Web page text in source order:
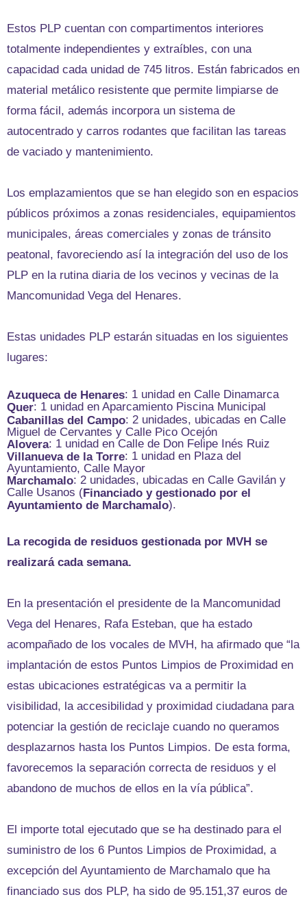
Estos PLP cuentan con compartimentos interiores
totalmente independientes y extraíbles, con una
capacidad cada unidad de 745 litros. Están fabricados en
material metálico resistente que permite limpiarse de
forma fácil, además incorpora un sistema de
autocentrado y carros rodantes que facilitan las tareas
de vaciado y mantenimiento.
Los emplazamientos que se han elegido son en espacios
públicos próximos a zonas residenciales, equipamientos
municipales, áreas comerciales y zonas de tránsito
peatonal, favoreciendo así la integración del uso de los
PLP en la rutina diaria de los vecinos y vecinas de la
Mancomunidad Vega del Henares.
Estas unidades PLP estarán situadas en los siguientes
lugares:
Azuqueca de Henares: 1 unidad en Calle Dinamarca
Quer: 1 unidad en Aparcamiento Piscina Municipal
Cabanillas del Campo: 2 unidades, ubicadas en Calle
Miguel de Cervantes y Calle Pico Ocejón
Alovera: 1 unidad en Calle de Don Felipe Inés Ruiz
Villanueva de la Torre: 1 unidad en Plaza del
Ayuntamiento, Calle Mayor
Marchamalo: 2 unidades, ubicadas en Calle Gavilán y
Calle Usanos (Financiado y gestionado por el
Ayuntamiento de Marchamalo).
La recogida de residuos gestionada por MVH se
realizará cada semana.
En la presentación el presidente de la Mancomunidad
Vega del Henares, Rafa Esteban, que ha estado
acompañado de los vocales de MVH, ha afirmado que “la
implantación de estos Puntos Limpios de Proximidad en
estas ubicaciones estratégicas va a permitir la
visibilidad, la accesibilidad y proximidad ciudadana para
potenciar la gestión de reciclaje cuando no queramos
desplazarnos hasta los Puntos Limpios. De esta forma,
favorecemos la separación correcta de residuos y el
abandono de muchos de ellos en la vía pública”.
El importe total ejecutado que se ha destinado para el
suministro de los 6 Puntos Limpios de Proximidad, a
excepción del Ayuntamiento de Marchamalo que ha
financiado sus dos PLP, ha sido de 95.151,37 euros de